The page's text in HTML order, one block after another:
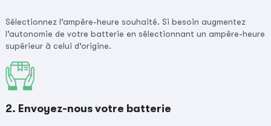
Sélectionnez l’ampère-heure souhaité. Si besoin augmentez
l’autonomie de votre batterie en sélectionnant un ampère-heure
supérieur à celui d’origine.
2. Envoyez-nous votre batterie